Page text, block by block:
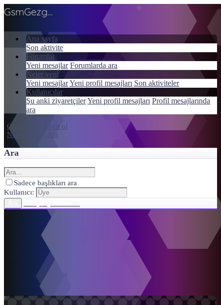
GsmGezgini
Ana sayfa
Son aktivite
Forumlar
Yeni mesajlar Forumlarda ara
Neler yeni
Yeni mesajlarYeni profil mesajları Son aktiviteler
Kullanıcılar
Şu anki ziyaretçilerYeni profil mesajları Profil mesajlarında
ara
Giriş yap
Kayıt ol
Neler yeni
Ara
Ara
Sadece başlıkları ara
Kullanıcı: